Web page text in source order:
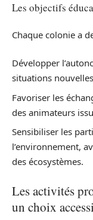
Les objectifs
Chaque colonie a
Développer
situations
Favoriser les
des animateurs
Sensibiliser les
l’environnement,
des écosystèmes.
Les activités
un choix